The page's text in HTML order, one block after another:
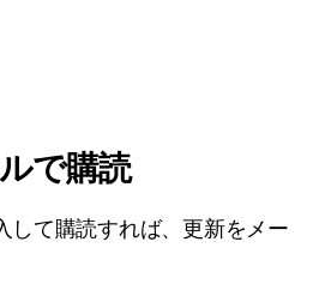
で購読
して購読すれば、更新をメー